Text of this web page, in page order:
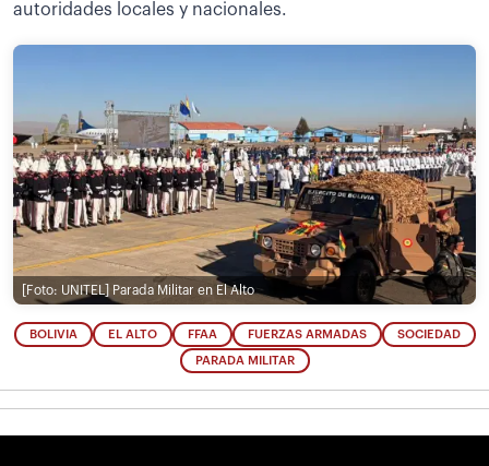
autoridades locales y nacionales.
[Foto: UNITEL] Parada Militar en El Alto
BOLIVIA EL ALTO FFAA FUERZAS ARMADAS SOCIEDAD
PARADA MILITAR